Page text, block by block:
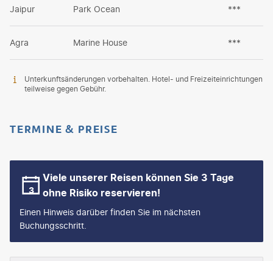
Jaipur Park Ocean ***
Agra Marine House ***
Unterkunftsänderungen vorbehalten. Hotel- und Freizeiteinrichtungen
teilweise gegen Gebühr.
TERMINE & PREISE
Viele unserer Reisen können Sie 3 Tage
ohne Risiko reservieren!
Einen Hinweis darüber finden Sie im nächsten
Buchungsschritt.